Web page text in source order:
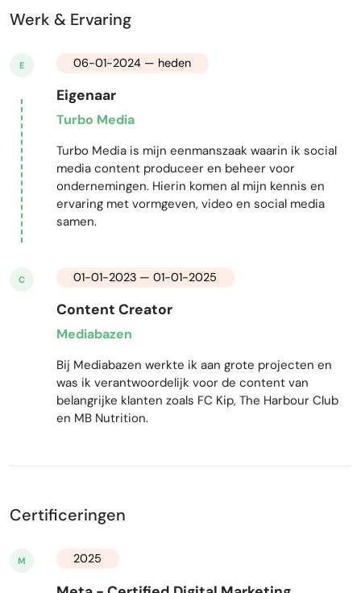
Werk & Ervaring
E 06-01-2024 — heden
Eigenaar
Turbo Media
Turbo Media is mijn eenmanszaak waarin ik social
media content produceer en beheer voor
ondernemingen. Hierin komen al mijn kennis en
ervaring met vormgeven, video en social media
samen.
C 01-01-2023 — 01-01-2025
Content Creator
Mediabazen
Bij Mediabazen werkte ik aan grote projecten en
was ik verantwoordelijk voor de content van
belangrijke klanten zoals FC Kip, The Harbour Club
en MB Nutrition.
Certificeringen
M 2025